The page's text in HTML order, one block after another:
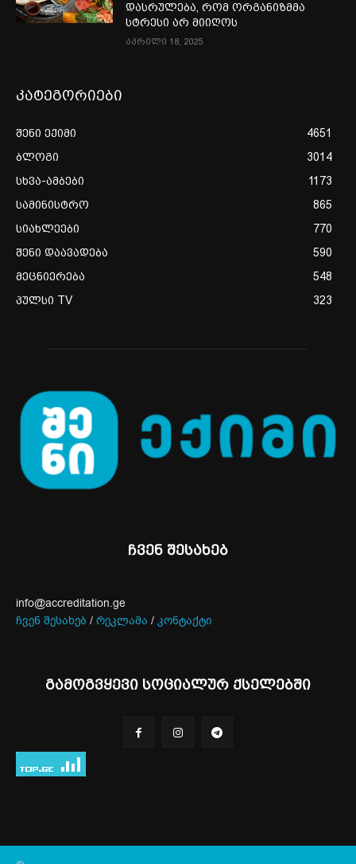
დასრულება, რომ ორგანიზმმა
სტრესი არ მიიღოს
აპრილი 18, 2025
კატეგორიები
შენი ექიმი
4651
ბლოგი
3014
სხვა-ამბები
1173
სამინისტრო
865
სიახლეები
770
შენი დაავადება
590
მეცნიერება
548
პულსი TV
323
ჩვენ შესახებ
info@accreditation.ge
ჩვენ შესახებ / რეკლამა / კონტაქტი
გამოგვყევი სოციალურ ქსელებში